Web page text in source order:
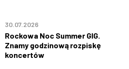
30.07.2026
Rockowa Noc Summer GIG.
Znamy godzinową rozpiskę
koncertów